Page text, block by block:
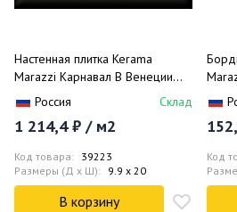
Настенная плитка Kerama
Marazzi Карнавал В Венеции
Черный Грань 19029 9.9х20
Россия Склад
1 214,4 ₽ / м2
Код товара: 39223
Размеры (Д x Ш): 9.9 x 20
В корзину
Код